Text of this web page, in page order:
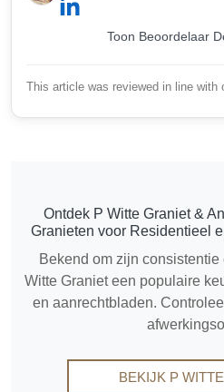
Toon Beoordelaar
This article was reviewed in line with
Ontdek P Witte Graniet &
Granieten voor Residentieel
Bekend om zijn
Witte Graniet een populaire
en aanrechtbladen.
BEKIJK P